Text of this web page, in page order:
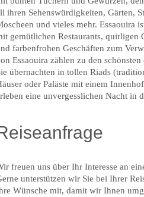
ihren Sehenswürdigkeiten, Gärten,
und vieles mehr. Essaouira
gemütlichen Restaurants, quirligen
farbenfrohen Geschäften zum
Essaouira zählen zu den schönsten
übernachten in tollen Riads
oder Paläste mit einem
eine unvergesslichen Nacht in
freuen uns über Ihr Interesse an
unterstützen wir Sie bei Ihrer
Wünsche mit, damit wir Ihnen